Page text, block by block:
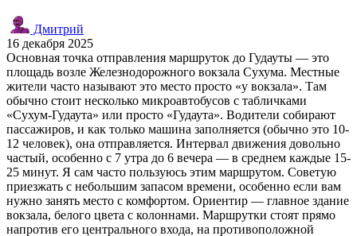
Дмитрий
16 декабря 2025
Основная точка отправления маршруток до Гудауты — это
площадь возле Железнодорожного вокзала Сухума. Местные
жители часто называют это место просто «у вокзала». Там
обычно стоит несколько микроавтобусов с табличками
«Сухум-Гудаута» или просто «Гудаута». Водители собирают
пассажиров, и как только машина заполняется (обычно это 10-
12 человек), она отправляется. Интервал движения довольно
частый, особенно с 7 утра до 6 вечера — в среднем каждые 15-
25 минут. Я сам часто пользуюсь этим маршрутом. Советую
приезжать с небольшим запасом времени, особенно если вам
нужно занять место с комфортом. Ориентир — главное здание
вокзала, белого цвета с колоннами. Маршрутки стоят прямо
напротив его центрального входа, на противоположной